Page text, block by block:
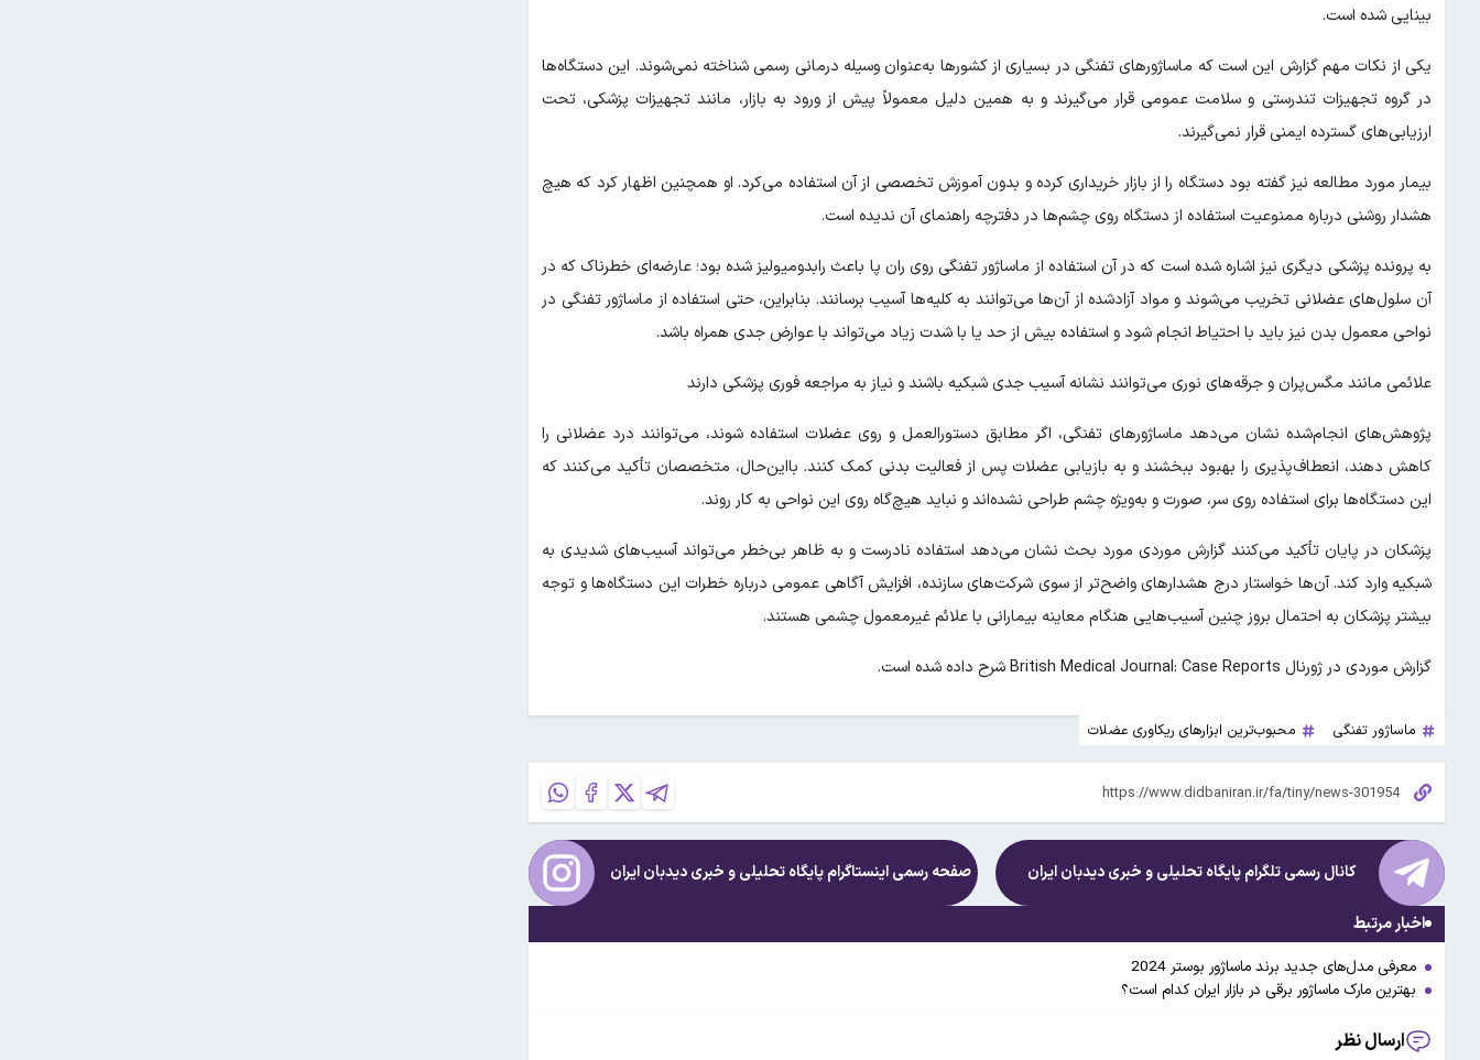
بینایی شده است.
یکی از نکات مهم گزارش این است که ماساژورهای تفنگی در بسیاری از کشورها به‌عنوان وسیله درمانی رسمی شناخته نمی‌شوند. این دستگاه‌ها
در گروه تجهیزات تندرستی و سلامت عمومی قرار می‌گیرند و به همین دلیل معمولاً پیش از ورود به بازار، مانند تجهیزات پزشکی، تحت
ارزیابی‌های گسترده ایمنی قرار نمی‌گیرند.
بیمار مورد مطالعه نیز گفته بود دستگاه را از بازار خریداری کرده و بدون آموزش تخصصی از آن استفاده می‌کرد. او همچنین اظهار کرد که هیچ
هشدار روشنی درباره ممنوعیت استفاده از دستگاه روی چشم‌ها در دفترچه راهنمای آن ندیده است.
به پرونده پزشکی دیگری نیز اشاره شده است که در آن استفاده از ماساژور تفنگی روی ران پا باعث رابدومیولیز شده بود؛ عارضه‌ای خطرناک که در
آن سلول‌های عضلانی تخریب می‌شوند و مواد آزادشده از آن‌ها می‌توانند به کلیه‌ها آسیب برسانند. بنابراین، حتی استفاده از ماساژور تفنگی در
نواحی معمول بدن نیز باید با احتیاط انجام شود و استفاده بیش از حد یا با شدت زیاد می‌تواند با عوارض جدی همراه باشد.
علائمی مانند مگس‌پران و جرقه‌های نوری می‌توانند نشانه آسیب جدی شبکیه باشند و نیاز به مراجعه فوری پزشکی دارند
پژوهش‌های انجام‌شده نشان می‌دهد ماساژورهای تفنگی، اگر مطابق دستورالعمل و روی عضلات استفاده شوند، می‌توانند درد عضلانی را
کاهش دهند، انعطاف‌پذیری را بهبود ببخشند و به بازیابی عضلات پس از فعالیت بدنی کمک کنند. با‌این‌حال، متخصصان تأکید می‌کنند که
این دستگاه‌ها برای استفاده روی سر، صورت و به‌ویژه چشم طراحی نشده‌اند و نباید هیچ‌گاه روی این نواحی به کار روند.
پزشکان در پایان تأکید می‌کنند گزارش موردی مورد بحث نشان می‌دهد استفاده نادرست و به ظاهر بی‌خطر می‌تواند آسیب‌های شدیدی به
شبکیه وارد کند. آن‌ها خواستار درج هشدارهای واضح‌تر از سوی شرکت‌های سازنده، افزایش آگاهی عمومی درباره خطرات این دستگاه‌ها و توجه
بیشتر پزشکان به احتمال بروز چنین آسیب‌هایی هنگام معاینه بیمارانی با علائم غیرمعمول چشمی هستند.
گزارش موردی در ژورنال British Medical Journal: Case Reports شرح داده شده است.
ماساژور تفنگی محبوب‌ترین ابزارهای ریکاوری عضلات
کانال رسمی تلگرام پایگاه تحلیلی و خبریدیدبان ایران صفحه رسمی اینستاگرام پایگاه تحلیلی و خبریدیدبان ایران
اخبار مرتبط
معرفی مدل‌های جدید برند ماساژور بوستر 2024
بهترین مارک ماساژور برقی در بازار ایران کدام است؟
ارسال نظر